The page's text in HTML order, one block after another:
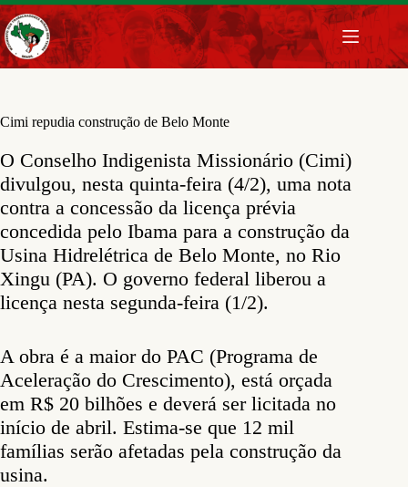
Pular
para
o
conteúdo
Cimi repudia construção de Belo Monte
O Conselho Indigenista Missionário (Cimi)
divulgou, nesta quinta-feira (4/2), uma nota
contra a concessão da licença prévia
concedida pelo Ibama para a construção da
Usina Hidrelétrica de Belo Monte, no Rio
Xingu (PA). O governo federal liberou a
licença nesta segunda-feira (1/2).
A obra é a maior do PAC (Programa de
Aceleração do Crescimento), está orçada
em R$ 20 bilhões e deverá ser licitada no
início de abril. Estima-se que 12 mil
famílias serão afetadas pela construção da
usina.